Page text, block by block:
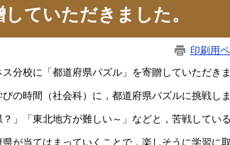
ていただきました。
印刷用
分校に「都道府県パズル」を寄贈していただきま
の時間（社会科）に，都道府県パズルに挑戦しま
」「東北地方が難しい～」などと，苦戦している
が当てはまっていくことで，楽しそうに学習に